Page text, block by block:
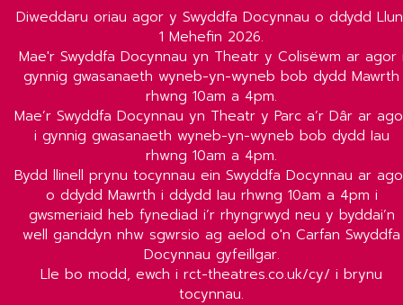
Diweddaru oriau agor y Swyddfa Docynnau o ddydd
1 Mehefin 2026.
Mae'r Swyddfa Docynnau yn Theatr y Colisëwm ar agor
gynnig gwasanaeth wyneb-yn-wyneb bob dydd Mawrth
rhwng 10am a 4pm.
Mae’r Swyddfa Docynnau yn Theatr y Parc a’r Dâr ar
i gynnig gwasanaeth wyneb-yn-wyneb bob dydd Iau
rhwng 10am a 4pm.
Bydd llinell prynu tocynnau ein Swyddfa Docynnau ar
o ddydd Mawrth i ddydd Iau rhwng 10am a 4pm i
gwsmeriaid heb fynediad i’r rhyngrwyd neu y byddai’n
well ganddyn nhw sgwrsio ag aelod o'n Carfan Swyddfa
Docynnau gyfeillgar.
Lle bo modd, ewch i rct-theatres.co.uk/cy/ i brynu
tocynnau.